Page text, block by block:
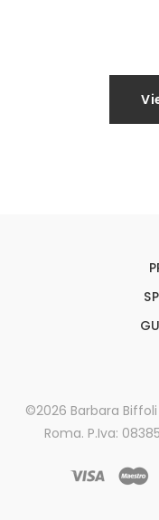
©2026 Barbara Biffoli
Roma. P.Iva: